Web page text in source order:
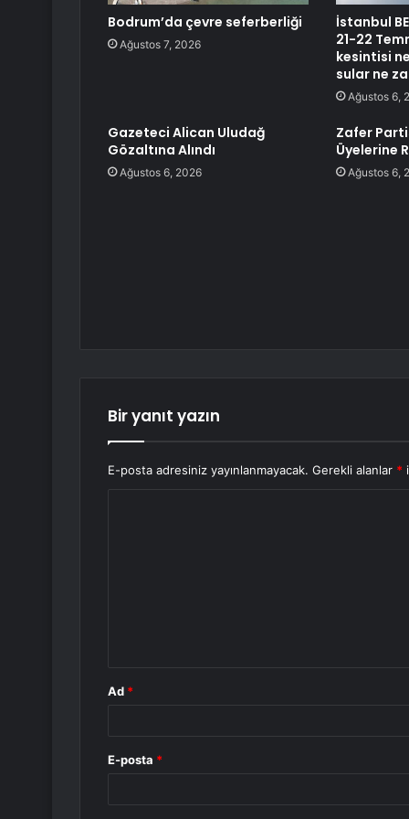
Bodrum’da çevre seferberliği
Ağustos 7, 2026
İstanbul
21-22
kesintisi
sular ne
Ağustos 6,
Gazeteci Alican Uludağ
Gözaltına Alındı
Ağustos 6, 2026
Zafer
Üyelerine
Ağustos 6,
Bir yanıt yazın
E-posta adresiniz yayınlanmayacak. Gerekli alanlar *
Ad *
E-posta *